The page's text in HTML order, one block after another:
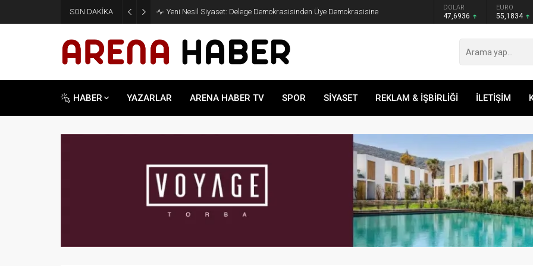
SON DAKİKA Yeni Nesil Siyaset: Delege Demokrasisinden Üye Demokrasisine DOLAR
47,6936
EURO
55,1834
HABER YAZARLAR ARENA HABER TV SPOR SİYASET REKLAM & İŞBİRLİĞİ İLETİŞİM